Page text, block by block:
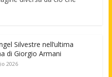
Silvestre nell’ultima
di Giorgio Armani
2026